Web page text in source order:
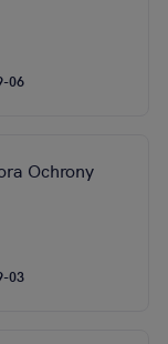
06
Ochrony
03